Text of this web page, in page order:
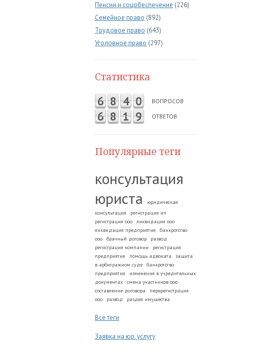
Пенсии и соцобеспечение (226)
Семейное право (892)
Трудовое право (643)
Уголовное право (297)
Статистика
6 8 4 0 ВОПРОСОВ
6 8 1 9 ОТВЕТОВ
Популярные теги
консультация
юриста
юридическая
консультация
регистрация ип
регистрация ооо
ликвидация ооо
ликвидация предприятия
банкротство
ооо
брачный договор
развод.
регистрация компании
регистрация
предприятия
помощь адвоката
защита
в арбитражном суде
банкротство
предприятия
изменения в учредительных
документах
смена участников ооо
составление договора
перерегистрация
ооо
развод раздел имущества
Все теги
Заявка на юр. услугу